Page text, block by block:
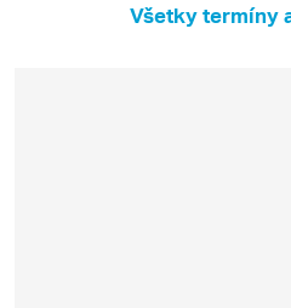
Všetky termíny